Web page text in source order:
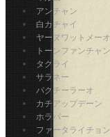
アンチャン
白カチャイ
ヤーヌワットメーオ
トーンファンチャン
タクライ
サラネー
パクチーラーオ
カチアップデーン
ホラパー
ファータライチョン